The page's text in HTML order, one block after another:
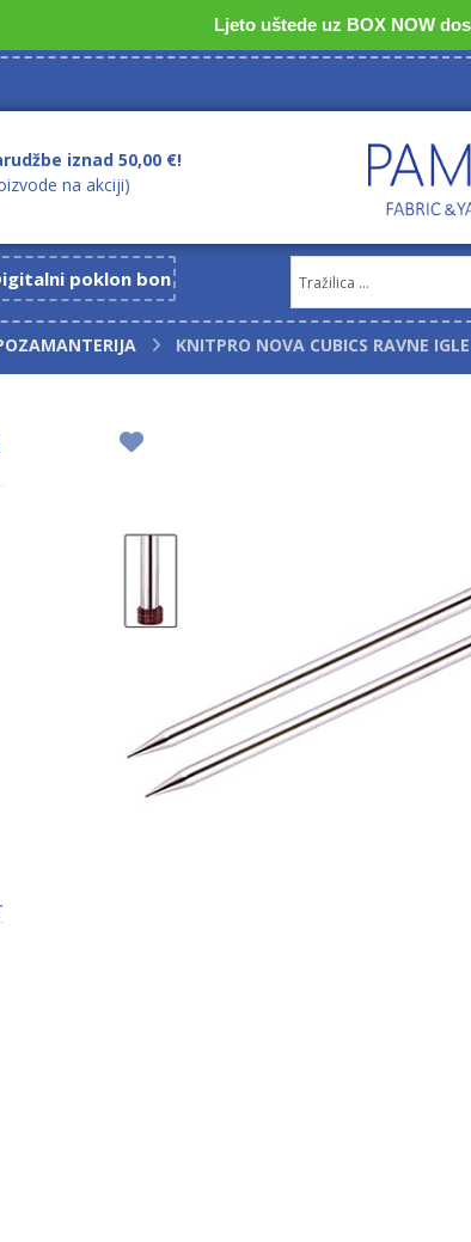
Ljeto uštede uz BOX NOW
iznad 50,00 €!
na akciji)
poklon bon
KNITPRO NOVA CUBICS RAVNE